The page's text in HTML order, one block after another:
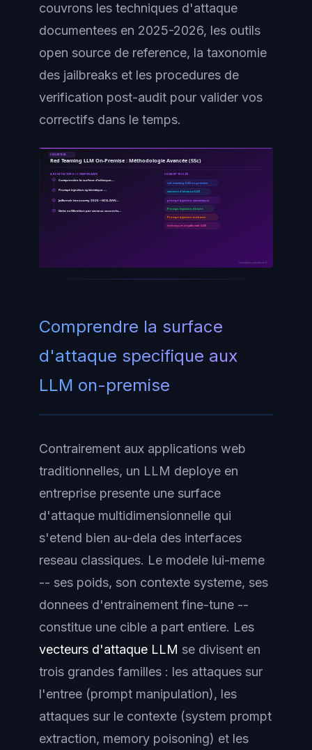
couvrons les techniques d'attaque
documentees en 2025-2026, les outils
open source de reference, la taxonomie
des jailbreaks et les procedures de
verification post-audit pour valider vos
correctifs dans le temps.
SÉCURITÉ IA
Red Teaming LLM On-Premise : Méthodologie Avancée (55c)
ARCHITECTURE / COMPOSANTS
Comprendre la surface d'attaque…
Prompt injection systemique …
Jailbreak taxonomy 2026 -- GCG, DAN…
Data exfiltration par canaux couverts…
CONCEPTS CLÉS
red teaming LLM on-premise
vecteurs d'attaque LLM
prompt injection systemique
Prompt injection directe
Prompt injection indirecte
techniques de jailbreak LLM
ayinedjimi-consultants.fr
Comprendre la surface
d'attaque specifique aux
LLM on-premise
Contrairement aux applications web
traditionnelles, un LLM deploye en
entreprise presente une surface
d'attaque multidimensionnelle qui
s'etend bien au-dela des interfaces
reseau classiques. Le modele lui-meme
-- ses poids, son contexte systeme, ses
donnees d'entrainement fine-tune --
constitue une cible a part entiere. Les
vecteurs d'attaque LLM se divisent en
trois grandes familles : les attaques sur
l'entree (prompt manipulation), les
attaques sur le contexte (system prompt
extraction, memory poisoning) et les